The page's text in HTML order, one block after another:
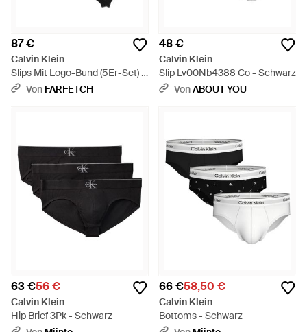
87 €
Calvin Klein
Slips Mit Logo-Bund (5Er-Set) -
Schwarz
Von FARFETCH
48 €
Calvin Klein
Slip Lv00Nb4388 Co - Schwarz
VonABOUT YOU
63 €56 €
Calvin Klein
Hip Brief 3Pk - Schwarz
66 €58,50 €
Calvin Klein
Bottoms - Schwarz